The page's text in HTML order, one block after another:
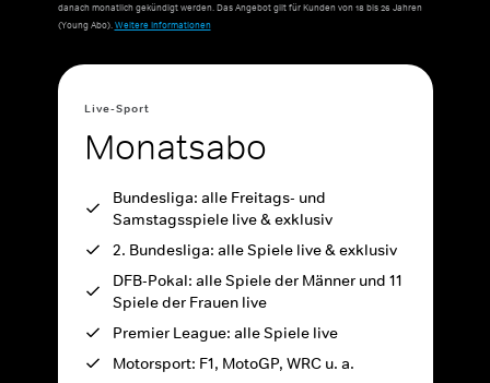
danach monatlich gekündigt werden. Das Angebot gilt für Kunden von 18 bis 26 Jahren
(Young Abo).Weitere Informationen
Live-Sport
Monatsabo
Bundesliga: alle Freitags- und
Samstagsspiele live & exklusiv
2. Bundesliga: alle Spiele live & exklusiv
DFB-Pokal: alle Spiele der Männer und 11
Spiele der Frauen live
Premier League: alle Spiele live
Motorsport: F1, MotoGP, WRC u. a.